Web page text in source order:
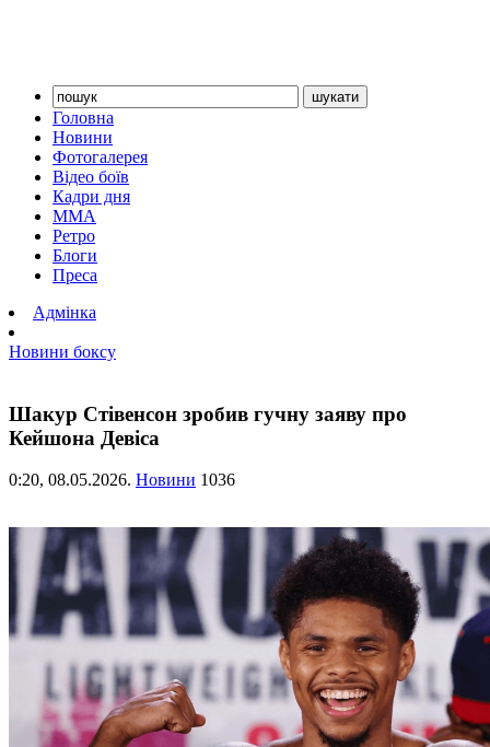
Головна
Новини
Фотогалерея
Відео боїв
Кадри дня
ММА
Ретро
Блоги
Преса
Адмінка
Новини боксу
Шакур Стівенсон зробив гучну заяву про
Кейшона Девіса
0:20, 08.05.2026. Новини 1036